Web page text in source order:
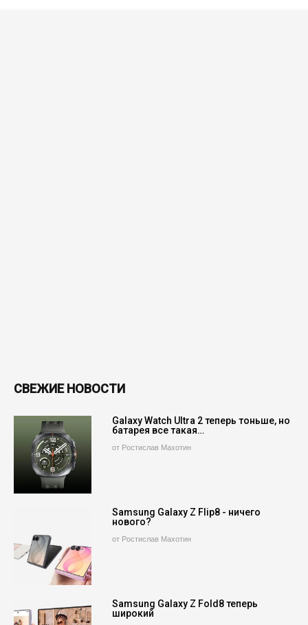
СВЕЖИЕ НОВОСТИ
Galaxy Watch Ultra 2 теперь тоньше, но
батарея все такая…
от Ростислав Махотин
Samsung Galaxy Z Flip8 - ничего
нового?
от Ростислав Махотин
Samsung Galaxy Z Fold8 теперь
широкий